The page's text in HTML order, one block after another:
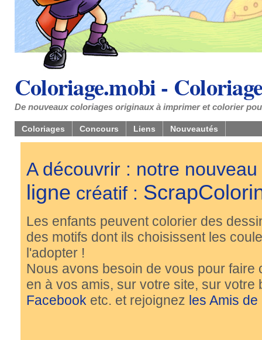
Coloriage.mobi -
De nouveaux coloriages originaux à imprimer et colorier
Coloriages Concours Liens Nouveautés
A découvrir : notre
ligne créatif :
Les enfants peuvent colorier des
des motifs dont ils choisissent les
l'adopter !
Nous avons besoin de vous pour
en à vos amis, sur votre site, sur
Facebook etc. et rejoignez les Amis